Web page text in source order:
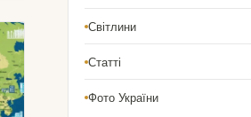
Світлини
Статті
Фото України